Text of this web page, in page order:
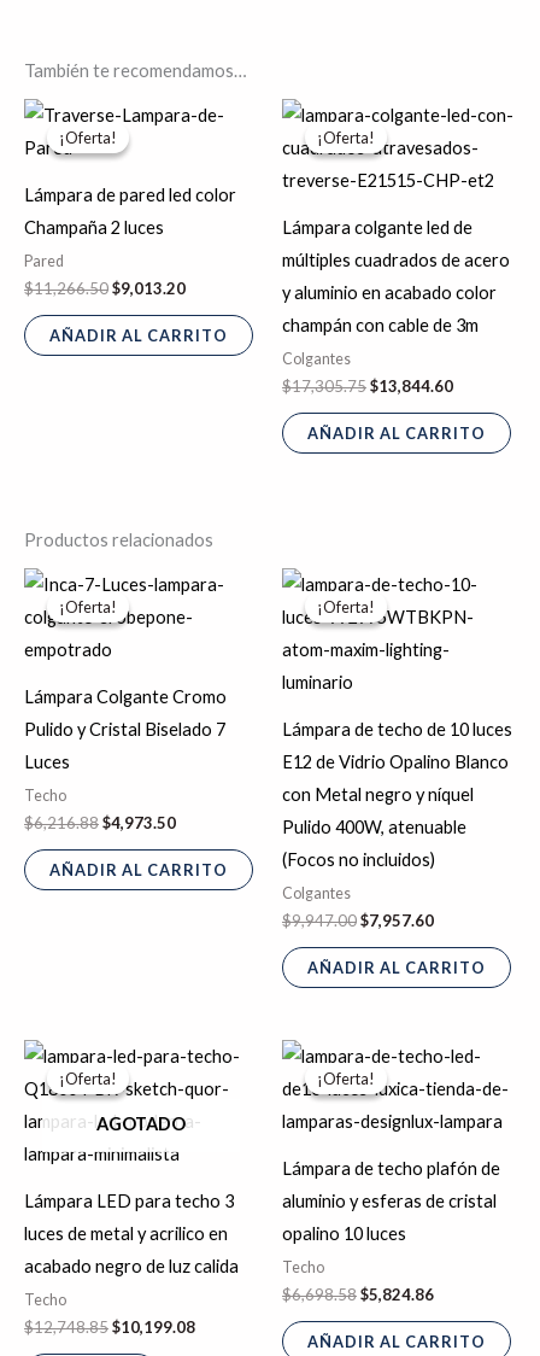
También te recomendamos…
¡Oferta!
¡Oferta!
Lámpara de pared led color
Champaña 2 luces
Pared
$11,266.50
El
precio
original
$11,266.50.
$9,013.20
El
precio
$9,013.20.
AÑADIR AL CARRITO
¡Oferta!
¡Oferta!
Lámpara colgante led de
múltiples cuadrados de acero
y aluminio en acabado color
champán con cable de 3m
Colgantes
$17,305.75
El
precio
original
era:
$17,305.75.
$13,844.60
El
precio
actual
es:
$13,844.60.
AÑADIR AL CARRITO
Productos relacionados
¡Oferta!
¡Oferta!
Lámpara Colgante Cromo
Pulido y Cristal Biselado 7
Luces
Techo
$6,216.88
El
precio
original
$6,216.88.
$4,973.50
precio
actual
AÑADIR AL CARRITO
¡Oferta!
¡Oferta!
Lámpara de techo de 10 luces
E12 de Vidrio Opalino Blanco
con Metal negro y níquel
Pulido 400W, atenuable
(Focos no incluidos)
Colgantes
$9,947.00
precio
original
$9,947.00.
$7,957.60
precio
actual
$7,957.60.
AÑADIR AL CARRITO
¡Oferta!
AGOTADO
¡Oferta!
Lámpara LED para techo 3
luces de metal y acrilico en
acabado negro de luz calida
Techo
$12,748.85
El
precio
original
$12,748.85.
$10,199.08
precio
actual
¡Oferta!
¡Oferta!
Lámpara de techo plafón de
aluminio y esferas de cristal
opalino 10 luces
Techo
$6,698.58
precio
original
$6,698.58.
$5,824.86
precio
actual
$5,824.86.
AÑADIR AL CARRITO